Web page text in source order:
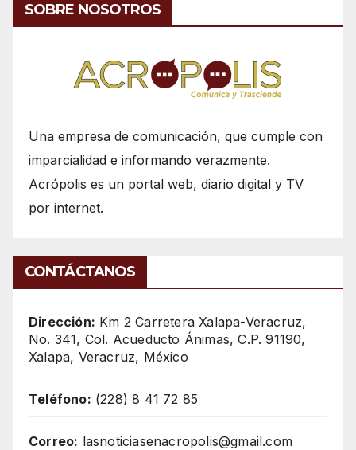
SOBRE NOSOTROS
Una empresa de comunicación, que cumple con
imparcialidad e informando verazmente.
Acrópolis es un portal web, diario digital y TV
por internet.
CONTÁCTANOS
Dirección: Km 2 Carretera Xalapa-Veracruz,
No. 341, Col. Acueducto Ánimas, C.P. 91190,
Xalapa, Veracruz, México
Teléfono: (228) 8 41 72 85
Correo: lasnoticiasenacropolis@gmail.com